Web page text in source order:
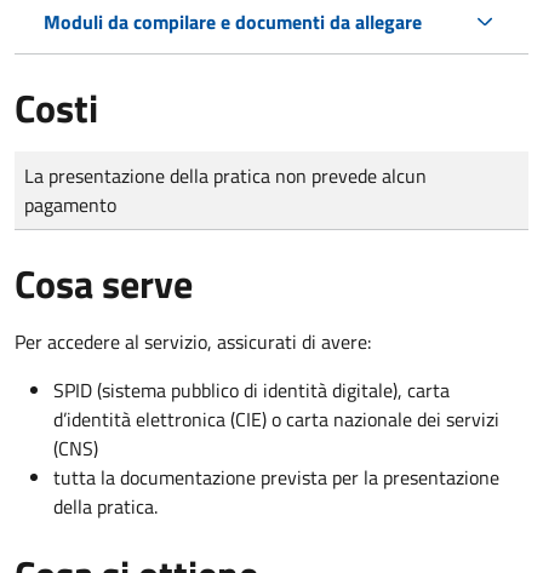
Moduli da compilare e documenti da allegare
Costi
Tipo di pagamento
Importo
La presentazione della pratica non prevede alcun
pagamento
Cosa serve
Per accedere al servizio, assicurati di avere:
SPID (sistema pubblico di identità digitale), carta
d’identità elettronica (CIE) o carta nazionale dei servizi
(CNS)
tutta la documentazione prevista per la presentazione
della pratica.